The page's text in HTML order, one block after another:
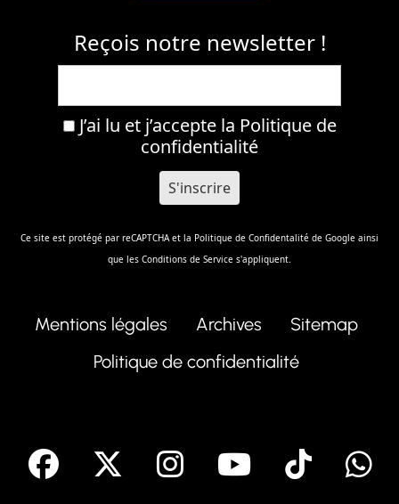
Reçois notre newsletter !
J’ai lu et j’accepte la Politique de
confidentialité
Ce site est protégé par reCAPTCHA et la Politique de Confidentalité de Google ainsi
que les Conditions de Service s'appliquent.
Mentions légales Archives
Sitemap
Politique de confidentialité
facebook Instagram
Youtube
Tik